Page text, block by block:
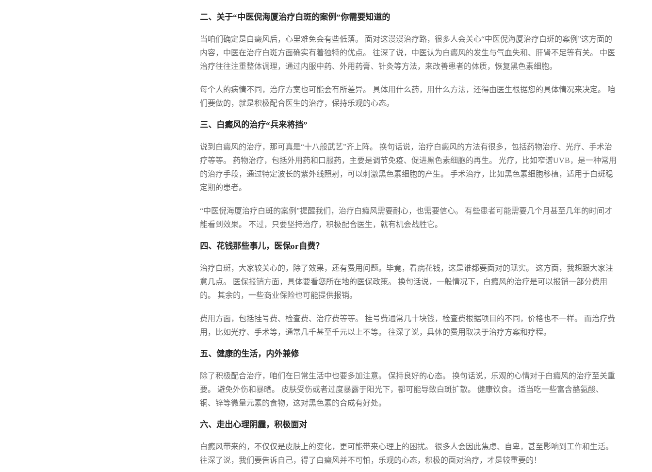
二、关于“中医倪海厦治疗白斑的案例”你需要知道的
当咱们确定是白癜风后，心里难免会有些低落。 面对这漫漫治疗路，很多人会关心“中医倪海厦治疗白斑的案例”这方面的
内容，中医在治疗白斑方面确实有着独特的优点。 往深了说，中医认为白癜风的发生与气血失和、肝肾不足等有关。 中医
治疗往往注重整体调理，通过内服中药、外用药膏、针灸等方法，来改善患者的体质，恢复黑色素细胞。
每个人的病情不同，治疗方案也可能会有所差异。 具体用什么药，用什么方法，还得由医生根据您的具体情况来决定。 咱
们要做的，就是积极配合医生的治疗，保持乐观的心态。
三、白癜风的治疗“兵来将挡”
说到白癜风的治疗，那可真是“十八般武艺”齐上阵。 换句话说，治疗白癜风的方法有很多，包括药物治疗、光疗、手术治
疗等等。 药物治疗，包括外用药和口服药，主要是调节免疫、促进黑色素细胞的再生。 光疗，比如窄谱UVB，是一种常用
的治疗手段，通过特定波长的紫外线照射，可以刺激黑色素细胞的产生。 手术治疗，比如黑色素细胞移植，适用于白斑稳
定期的患者。
“中医倪海厦治疗白斑的案例”提醒我们，治疗白癜风需要耐心，也需要信心。 有些患者可能需要几个月甚至几年的时间才
能看到效果。 不过，只要坚持治疗，积极配合医生，就有机会战胜它。
四、花钱那些事儿，医保or自费？
治疗白斑，大家较关心的，除了效果，还有费用问题。毕竟，看病花钱，这是谁都要面对的现实。 这方面，我想跟大家注
意几点。 医保报销方面，具体要看您所在地的医保政策。 换句话说，一般情况下，白癜风的治疗是可以报销一部分费用
的。 其余的，一些商业保险也可能提供报销。
费用方面，包括挂号费、检查费、治疗费等等。 挂号费通常几十块钱，检查费根据项目的不同，价格也不一样。 而治疗费
用，比如光疗、手术等，通常几千甚至千元以上不等。 往深了说，具体的费用取决于治疗方案和疗程。
五、健康的生活，内外兼修
除了积极配合治疗，咱们在日常生活中也要多加注意。 保持良好的心态。 换句话说，乐观的心情对于白癜风的治疗至关重
要。 避免外伤和暴晒。 皮肤受伤或者过度暴露于阳光下，都可能导致白斑扩散。 健康饮食。 适当吃一些富含酪氨酸、
铜、锌等微量元素的食物，这对黑色素的合成有好处。
六、走出心理阴霾，积极面对
白癜风带来的，不仅仅是皮肤上的变化，更可能带来心理上的困扰。 很多人会因此焦虑、自卑，甚至影响到工作和生活。
往深了说，我们要告诉自己，得了白癜风并不可怕，乐观的心态，积极的面对治疗，才是较重要的！